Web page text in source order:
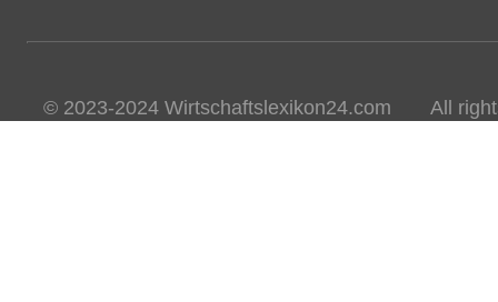
© 2023-2024 Wirtschaftslexikon24.com All